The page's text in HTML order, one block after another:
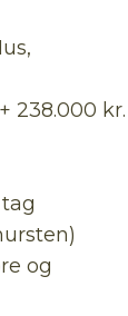
238.000 kr.
og